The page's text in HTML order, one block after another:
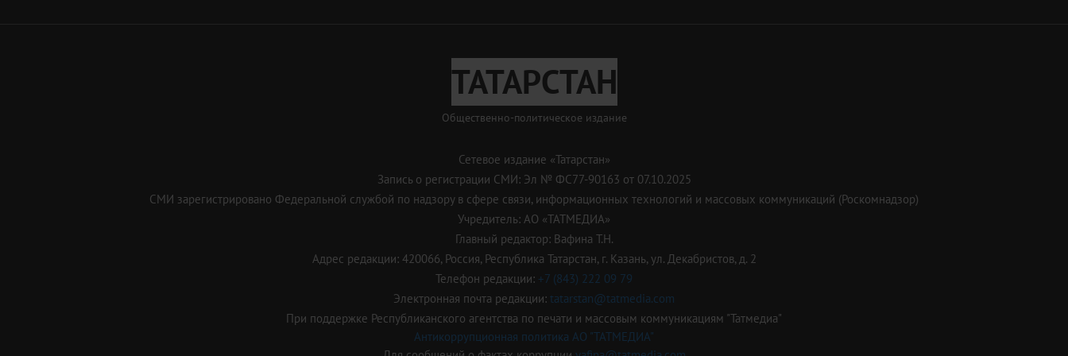
ТАТАРСТАН
Общественно-политическое издание
Сетевое издание «Татарстан»
Запись о регистрации СМИ: Эл № ФС77-90163 от 07.10.2025
СМИ зарегистрировано Федеральной службой по надзору в сфере связи, информационных технологий и массовых коммуникаций (Роскомнадзор)
Учредитель: АО «ТАТМЕДИА»
Главный редактор: Вафина Т.Н.
Адрес редакции: 420066, Россия, Республика Татарстан, г. Казань, ул. Декабристов, д. 2
Телефон редакции: +7 (843) 222 09 79
Электронная почта редакции: tatarstan@tatmedia.com
При поддержке Республиканского агентства по печати и массовым коммуникациям "Татмедиа"
Антикоррупционная политика АО "ТАТМЕДИА"